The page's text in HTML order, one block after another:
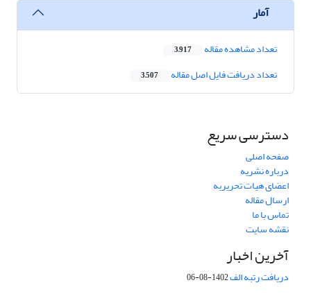
آمار
تعداد مشاهده مقاله 3,917
تعداد دریافت فایل اصل مقاله 3,507
دسترسی سریع
صفحه اصلی
درباره نشریه
اعضای هیات تحریریه
ارسال مقاله
تماس با ما
نقشه سایت
آخرین اخبار
دریافت رتبه الف1402-08-06